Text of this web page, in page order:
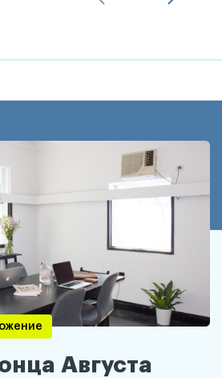
Августа